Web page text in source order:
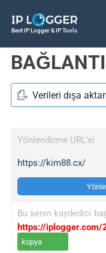
Best IP Logger & IP Tools
Verileri dışa aktar
Yönlendirme URL'si
https://kim88.cx/
Bu senin kaydedici
https://iplogger.com/
kopya